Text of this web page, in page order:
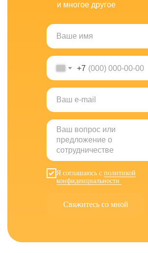
и многое другое
+7
Я соглашаюсь с политикой
конфиденциальности
Свяжитесь со мной